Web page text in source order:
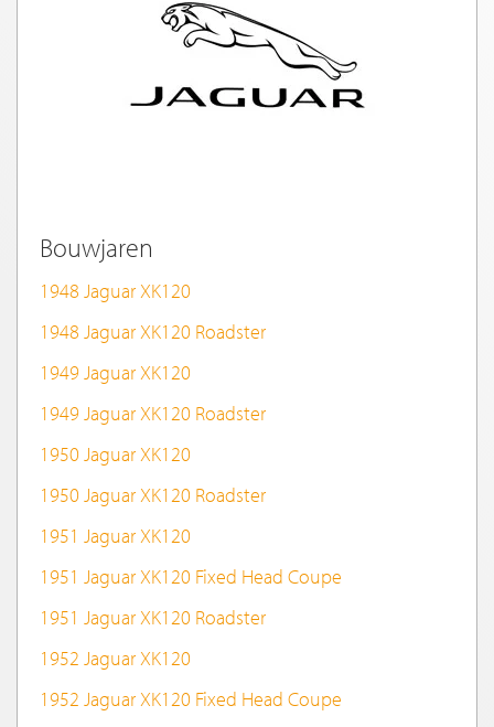
Bouwjaren
1948 Jaguar XK120
1948 Jaguar XK120 Roadster
1949 Jaguar XK120
1949 Jaguar XK120 Roadster
1950 Jaguar XK120
1950 Jaguar XK120 Roadster
1951 Jaguar XK120
1951 Jaguar XK120 Fixed Head Coupe
1951 Jaguar XK120 Roadster
1952 Jaguar XK120
1952 Jaguar XK120 Fixed Head Coupe